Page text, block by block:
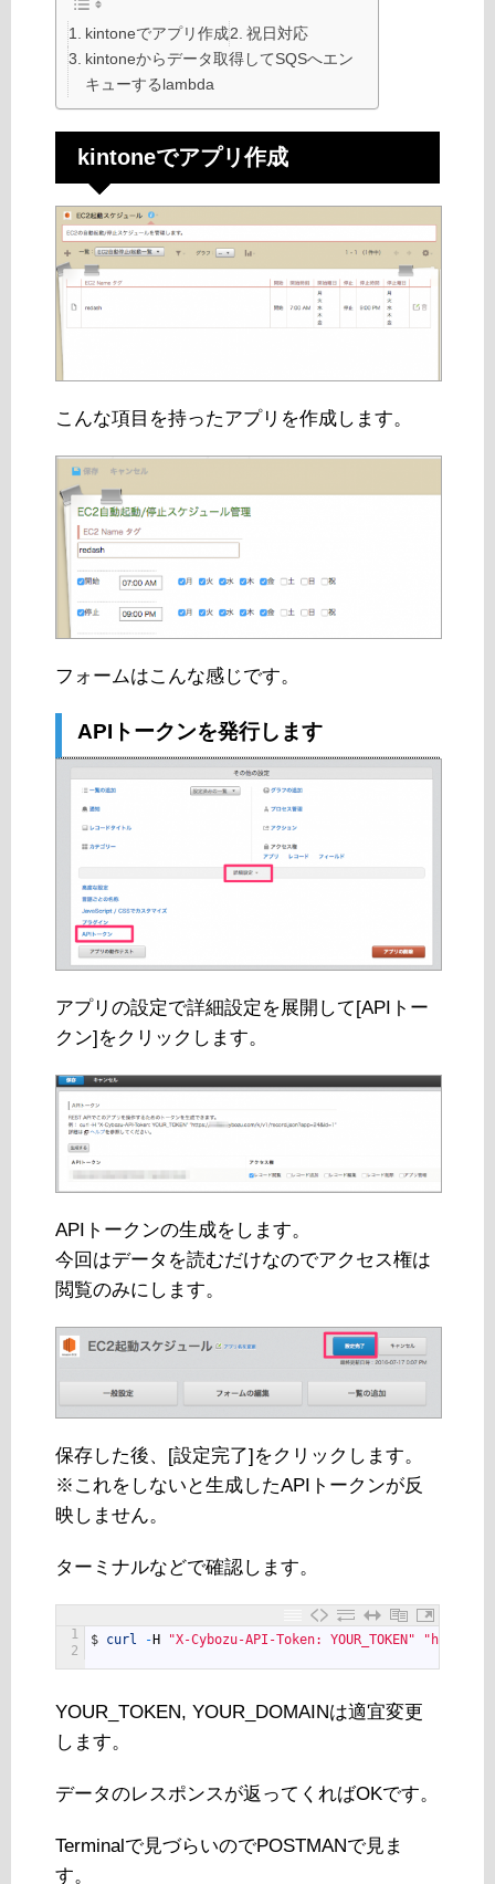
kintoneでアプリ作成
祝日対応
kintoneからデータ取得してSQSへエン
キューするlambda
kintoneでアプリ作成
こんな項目を持ったアプリを作成します。
フォームはこんな感じです。
APIトークンを発行します
アプリの設定で詳細設定を展開して[APIトー
クン]をクリックします。
APIトークンの生成をします。
今回はデータを読むだけなのでアクセス権は
閲覧のみにします。
保存した後、[設定完了]をクリックします。
※これをしないと生成したAPIトークンが反
映しません。
ターミナルなどで確認します。
1
2
$ curl - H "X-Cybozu-API-Token: YOUR_TOKEN" "https://
YOUR_TOKEN, YOUR_DOMAINは適宜変更
します。
データのレスポンスが返ってくればOKです。
Terminalで見づらいのでPOSTMANで見ま
す。